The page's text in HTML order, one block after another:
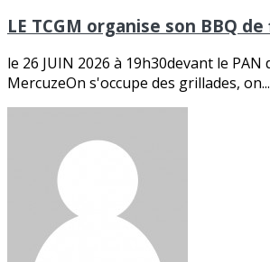
LE TCGM organise son BBQ
le 26 JUIN 2026 à 19h30devant le PAN
MercuzeOn s'occupe des grillades, on...